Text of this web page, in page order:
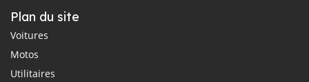
Plan du site
Voitures
Motos
Utilitaires